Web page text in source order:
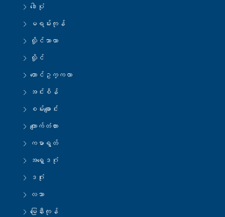
ဒေါပုံ
မရမ်းကုန်
လှိုင်သာယာ
လှိုင်
တောင်ဥက္ကလာ
အင်းစိန်
စမ်းချောင်း
ကျောက်တံတား
ကမာရွတ်
အရှေ့ဒဂုံ
ဒဂုံး
လသာ
မြေနီးကုန်